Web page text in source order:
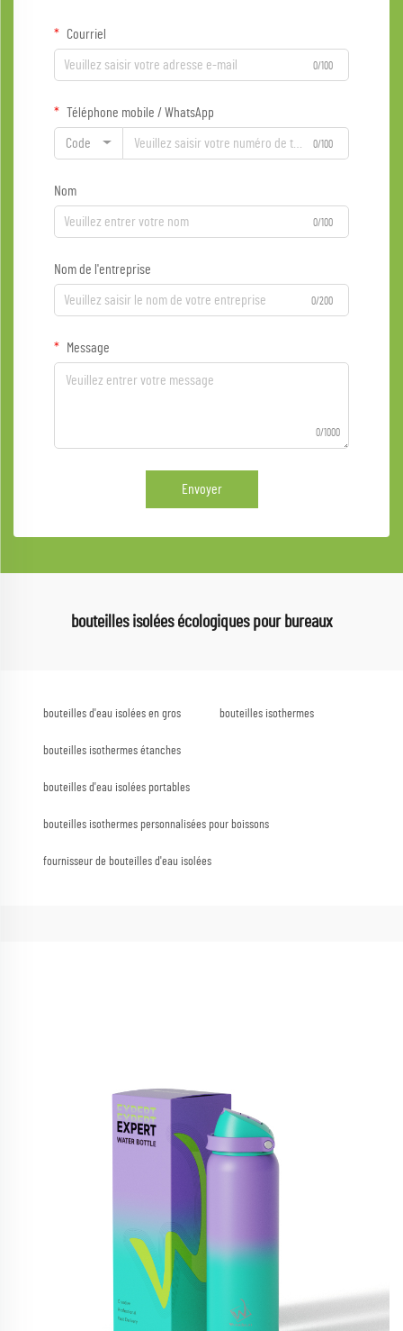
Courriel
0/100
Téléphone mobile / WhatsApp
Code 0/100
Nom
0/100
Nom de l'entreprise
0/200
Message
0/1000
Envoyer
bouteilles isolées écologiques pour bureaux
bouteilles d'eau isolées en gros bouteilles isothermes
bouteilles isothermes étanches
bouteilles d'eau isolées portables
bouteilles isothermes personnalisées pour boissons
fournisseur de bouteilles d'eau isolées